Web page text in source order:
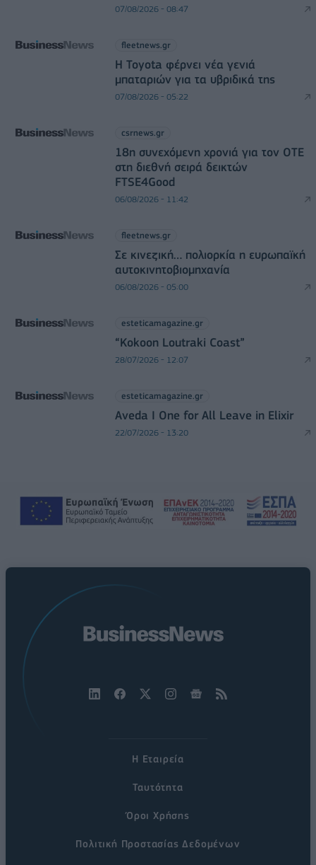
07/08/2026 - 08:47
fleetnews.gr
Η Toyota φέρνει νέα γενιά
μπαταριών για τα υβριδικά της
07/08/2026 - 05:22
csrnews.gr
18η συνεχόμενη χρονιά για τον ΟΤΕ
στη διεθνή σειρά δεικτών
FTSE4Good
06/08/2026 - 11:42
fleetnews.gr
Σε κινεζική… πολιορκία η ευρωπαϊκή
αυτοκινητοβιομηχανία
06/08/2026 - 05:00
esteticamagazine.gr
“Kokoon Loutraki Coast”
28/07/2026 - 12:07
esteticamagazine.gr
Aveda I One for All Leave in Elixir
22/07/2026 - 13:20
Η Εταιρεία
Ταυτότητα
Όροι Χρήσης
Πολιτική Προστασίας Δεδομένων